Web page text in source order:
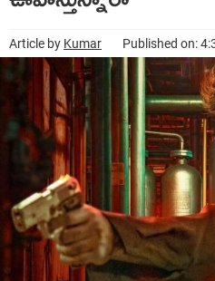
Article by Kumar Published on: